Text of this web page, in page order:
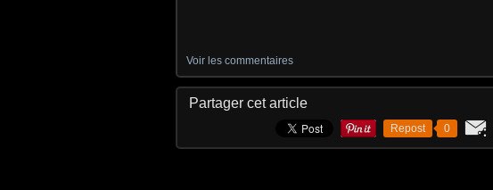
Voir les commentaires
Partager cet article
Repost 0